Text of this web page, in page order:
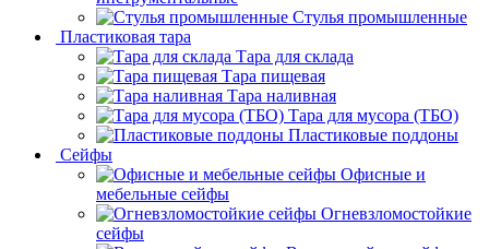
Cтулья промышленные
Пластиковая тара
Тара для склада
Тара пищевая
Тара наливная
Тара для мусора (ТБО)
Пластиковые поддоны
Сейфы
Офисные и
мебельные сейфы
Огневзломостойкие
сейфы